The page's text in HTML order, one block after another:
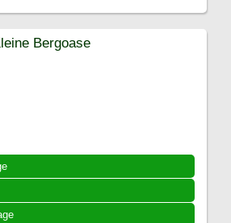
Bergoase